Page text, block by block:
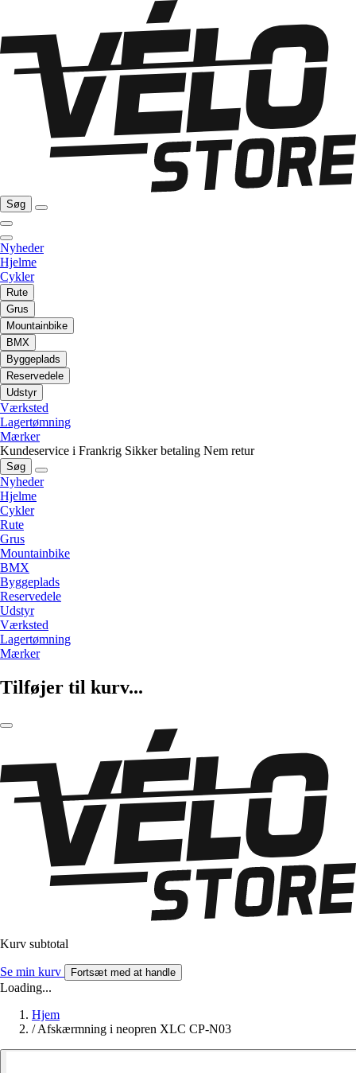
Søg
Nyheder
Hjelme
Cykler
Rute
Grus
Mountainbike
BMX
Byggeplads
Reservedele
Udstyr
Værksted
Lagertømning
Mærker
Kundeservice i Frankrig Sikker betaling Nem retur
Søg
Nyheder
Hjelme
Cykler
Rute
Grus
Mountainbike
BMX
Byggeplads
Reservedele
Udstyr
Værksted
Lagertømning
Mærker
Tilføjer til kurv...
Kurv subtotal
Se min kurv Fortsæt med at handle
Loading...
Hjem
/Afskærmning i neopren XLC CP-N03